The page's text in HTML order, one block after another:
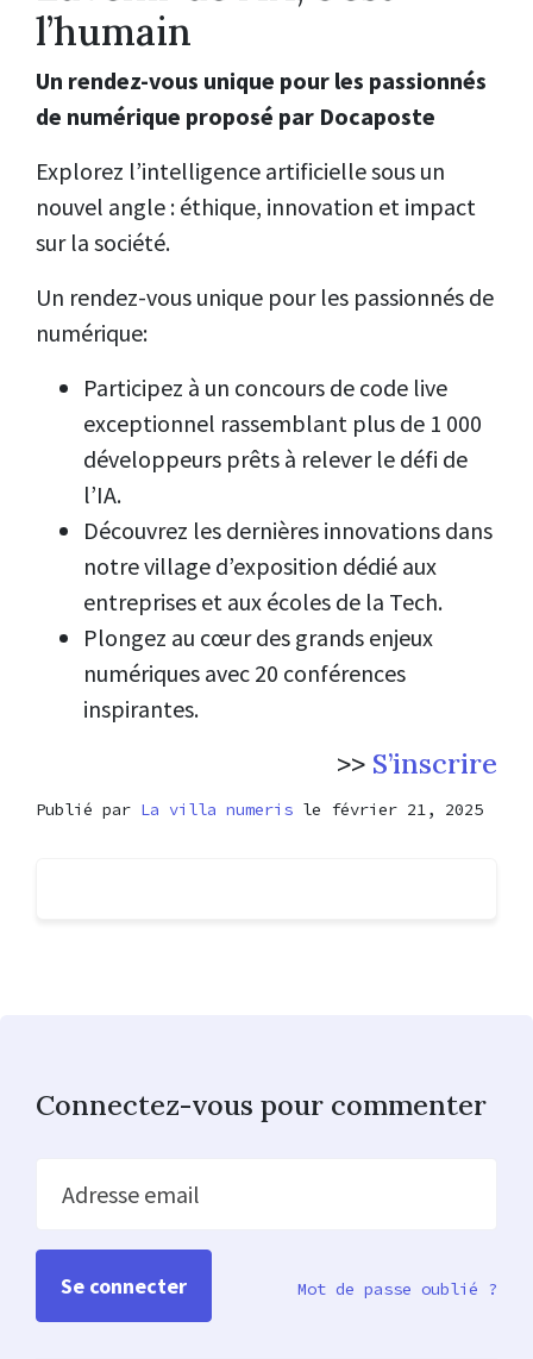
l’humain
Un rendez-vous unique pour les passionnés
de numérique proposé par Docaposte
Explorez l’intelligence artificielle sous un
nouvel angle : éthique, innovation et impact
sur la société.
Un rendez-vous unique pour les passionnés de
numérique:
Participez à un concours de code live
exceptionnel rassemblant plus de 1 000
développeurs prêts à relever le défi de
l’IA.
Découvrez les dernières innovations dans
notre village d’exposition dédié aux
entreprises et aux écoles de la Tech.
Plongez au cœur des grands enjeux
numériques avec 20 conférences
inspirantes.
>> S’inscrire
Publié par La villa numeris le février 21, 2025
Connectez-vous pour commenter
Adresse email
Mot de passe oublié ?